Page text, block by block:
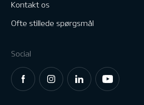
Kontakt os
Ofte stillede spørgsmål
Social